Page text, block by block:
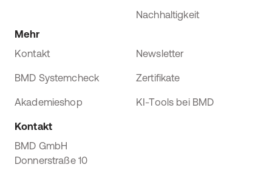
Nachhaltigkeit
Mehr
Kontakt
Newsletter
BMD Systemcheck Zertifikate
Akademieshop KI-Tools bei BMD
Kontakt
BMD GmbH
Donnerstraße 10